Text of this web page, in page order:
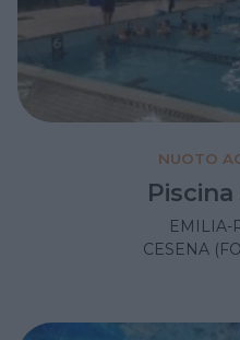
NUOTO
EMILIA-
CESENA